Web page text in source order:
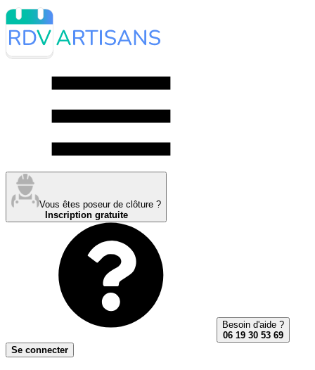
Vous êtes poseur de clôture ?
Inscription gratuite
Besoin d'aide ?
06 19 30 53 69
Se connecter